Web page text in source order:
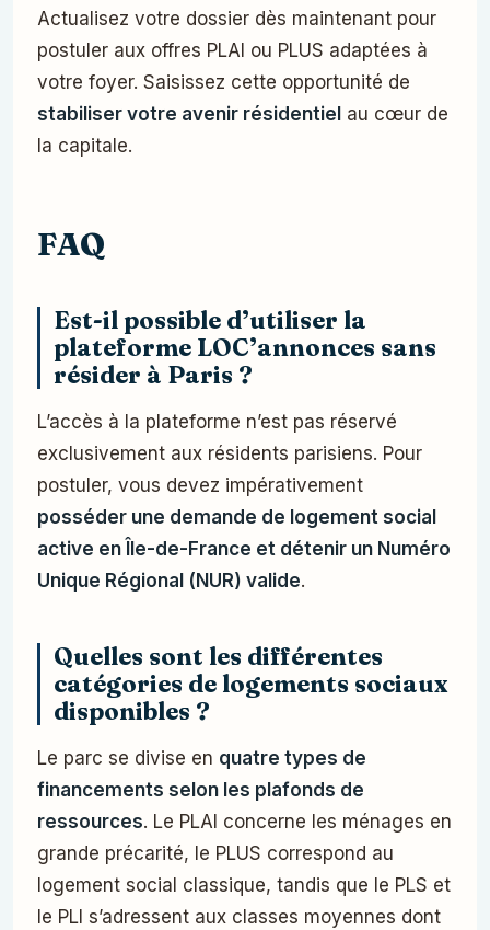
Actualisez votre dossier dès maintenant pour
postuler aux offres PLAI ou PLUS adaptées à
votre foyer. Saisissez cette opportunité de
stabiliser votre avenir résidentiel au cœur de
la capitale.
FAQ
Est-il possible d’utiliser la
plateforme LOC’annonces sans
résider à Paris ?
L’accès à la plateforme n’est pas réservé
exclusivement aux résidents parisiens. Pour
postuler, vous devez impérativement
posséder une demande de logement social
active en Île-de-France et détenir un Numéro
Unique Régional (NUR) valide.
Quelles sont les différentes
catégories de logements sociaux
disponibles ?
Le parc se divise en quatre types de
financements selon les plafonds de
ressources. Le PLAI concerne les ménages en
grande précarité, le PLUS correspond au
logement social classique, tandis que le PLS et
le PLI s’adressent aux classes moyennes dont